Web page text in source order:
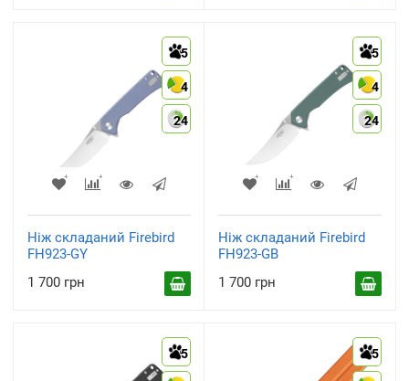
5
4
24
Ніж складаний Firebird
FH923-GY
1 700 грн
5
4
24
Ніж складаний Firebird
FH923-GB
1 700 грн
5 5